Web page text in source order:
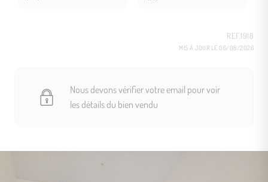
REF.1918
MIS À JOUR LE 06/08/2026
Nous devons vérifier votre email pour voir
les détails du bien vendu